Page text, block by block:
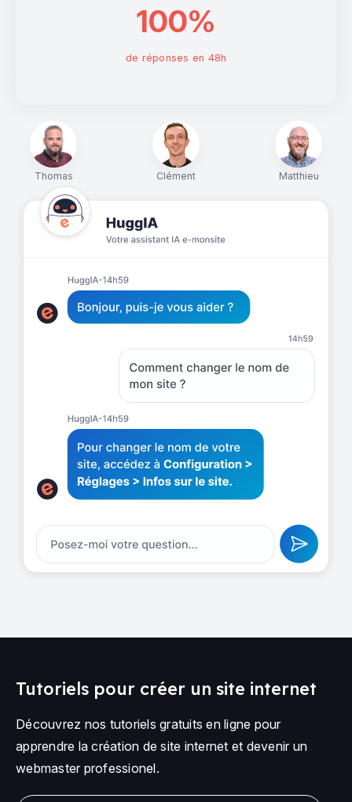
Thomas Clément Matthieu
100%
de réponses en 48h
Tutoriels pour créer un site internet
Découvrez nos tutoriels gratuits en ligne pour
apprendre la création de site internet et devenir un
webmaster professionel.